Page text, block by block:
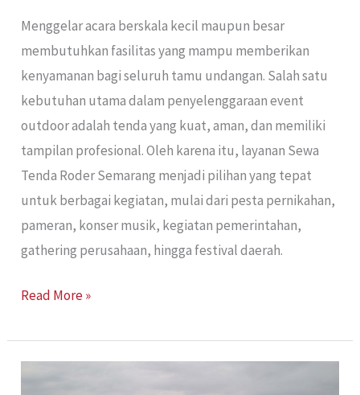
Menggelar acara berskala kecil maupun besar
membutuhkan fasilitas yang mampu memberikan
kenyamanan bagi seluruh tamu undangan. Salah satu
kebutuhan utama dalam penyelenggaraan event
outdoor adalah tenda yang kuat, aman, dan memiliki
tampilan profesional. Oleh karena itu, layanan Sewa
Tenda Roder Semarang menjadi pilihan yang tepat
untuk berbagai kegiatan, mulai dari pesta pernikahan,
pameran, konser musik, kegiatan pemerintahan,
gathering perusahaan, hingga festival daerah.
Read More »